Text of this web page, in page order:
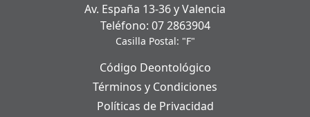
Av. España 13-36 y Valencia
Teléfono: 07 2863904
Casilla Postal: "F"
Código Deontológico
Términos y Condiciones
Políticas de Privacidad